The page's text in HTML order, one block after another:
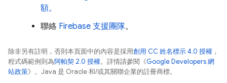
額。
聯絡 Firebase 支援團隊。
除非另有註明，否則本頁面中的內容是採用創用 CC 姓名標示 4.0 授權 ，
程式碼範例則為阿帕契 2.0 授權。詳情請參閱《Google Developers 網
站政策》。Java 是 Oracle 和/或其關聯企業的註冊商標。